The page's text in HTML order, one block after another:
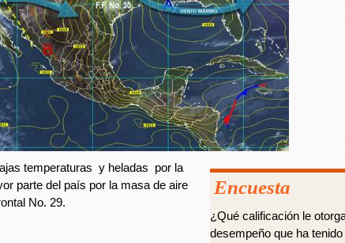
temperaturas y heladas por la
parte del país por la masa de aire
No. 29.
Encuesta
¿Qué calificación le
desempeño que ha tenido